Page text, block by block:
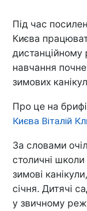
Під час
Києва
дистанційному
навчання
зимових
Про це на
Києва Віталій
За словами
столичні
зимові
січня. Дитячі
у звичному